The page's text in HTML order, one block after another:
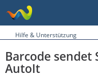
Hilfe & Unterstützung
Barcode sendet
AutoIt